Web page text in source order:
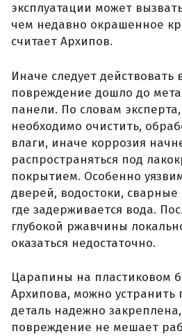
эксплуатации может
чем недавно окрашенное
считает Архипов.
Иначе следует действовать
повреждение дошло до
панели. По словам
необходимо очистить,
влаги, иначе коррозия
распространяться под
покрытием. Особенно
дверей, водостоки,
где задерживается вода.
глубокой ржавчины
оказаться недостаточно.
Царапины на пластиковом
Архипова, можно устранить
деталь надежно
повреждение не мешает